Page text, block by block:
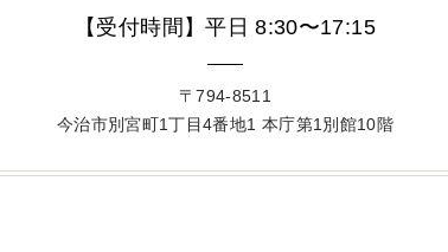
【受付時間】平日 8:30〜17:15
〒794-8511
今治市別宮町1丁目4番地1 本庁第1別館10階